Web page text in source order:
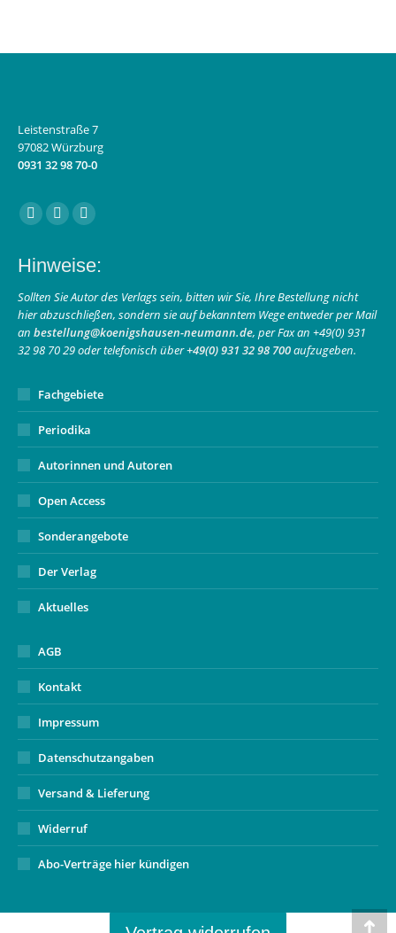
Leistenstraße 7
97082 Würzburg
0931 32 98 70-0
Finden Sie uns auf:
Facebook
opens
in
new
window
Instagram
opens
in
new
window
E-
page
opens
in
new
window
Hinweise:
Sollten Sie Autor des Verlags sein, bitten wir Sie, Ihre Bestellung nicht
hier abzuschließen, sondern sie auf bekanntem Wege entweder per Mail
an bestellung@koenigshausen-neumann.de, per Fax an +49(0) 931
32 98 70 29 oder telefonisch über+49(0) 931 32 98 700aufzugeben.
Fachgebiete
Periodika
Autorinnen und Autoren
Open Access
Sonderangebote
Der Verlag
Aktuelles
AGB
Kontakt
Impressum
Datenschutzangaben
Versand & Lieferung
Widerruf
Abo-Verträge hier kündigen